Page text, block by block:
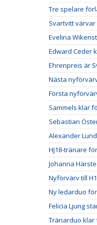
Tre spelare
Svartvitt
Evelina
Edward Ceder
Ehrenpreis är
Nästa
Första
Sammels klar
Sebastian
Alexander
HJ18-tränare
Johanna
Nyförvärv till
Ny ledarduo för
Felicia Ljung
Tränarduo klar